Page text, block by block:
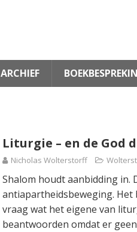
ARCHIEF
Liturgie – en de God
Nicholas Wolterstorff
Shalom houdt aanbidding in.
antiapartheidsbeweging. Het
vraag wat het eigene van
beantwoorden omdat er